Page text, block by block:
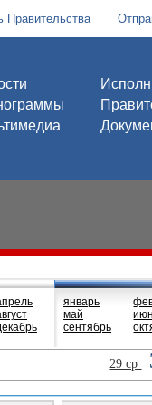
Правительства
январь
май
сентябрь
29 ср